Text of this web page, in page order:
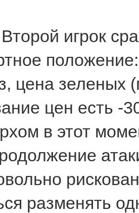
игрок
цена зеленых
цен есть -
в этот
разменять